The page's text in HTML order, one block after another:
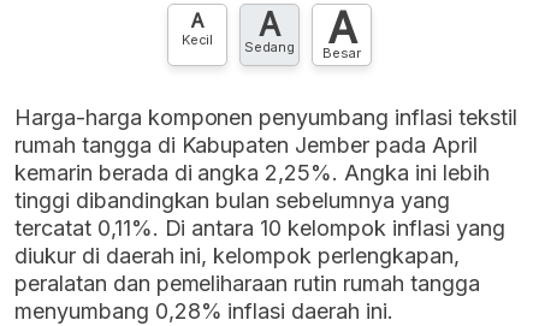
Hubungi sekarang »
A
Kecil A
Sedang A
Besar
Harga-harga komponen penyumbang inflasi tekstil
rumah tangga di Kabupaten Jember pada April
kemarin berada di angka 2,25%. Angka ini lebih
tinggi dibandingkan bulan sebelumnya yang
tercatat 0,11%. Di antara 10 kelompok inflasi yang
diukur di daerah ini, kelompok perlengkapan,
peralatan dan pemeliharaan rutin rumah tangga
menyumbang 0,28% inflasi daerah ini.